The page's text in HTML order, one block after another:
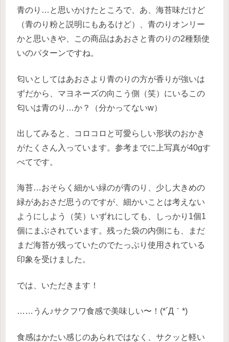
青のり…と思いかけたところで、あ、海苔味だけど
（青のり粉と説明にもあるけど）、青のりオンリー
かと思いきや、この商品はあおさと青のりの2種類使
いのパターンですね。
匂いとしてはあおさより青のりの方が香りが強いは
ずだから、マヨネーズの向こう側（笑）にいるこの
匂いは青のり…か？（分かってないw）
出してみると、コロコロと可愛らしい形状のおかき
がたくさん入っています。参考までに上写真が40gす
べてです。
海苔…おそらく細かい緑のが青のり、少し大きめの
緑があおさだ思うのですが、細かいことは考えない
ようにしよう（笑）いずれにしても、しっかり1個1
個にまぶされています。残った袋の内側にも、まだ
まだ海苔が残っていたのでたっぷり使用されている
印象を受けました。
では、いただきます！
……うん♪サクフワ食感で美味しい〜！(*´Д｀*)
食感はかたい感じのあられではなく、サクッと軽い